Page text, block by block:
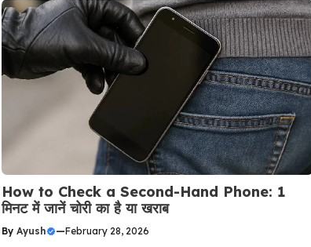
How to Check a Second-Hand Phone: 1
मिनट में जानें चोरी का है या खराब
By Ayush —February 28, 2026